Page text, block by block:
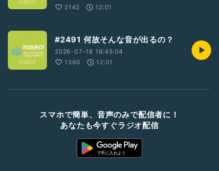
2142
12:01
#2491 何故そんな音が出るの？
2026-07-18 18:45:04
1360
12:01
スマホで簡単、音声のみで配信者に！
あなたも今すぐラジオ配信